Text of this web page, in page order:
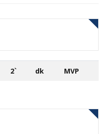
2` dk MVP